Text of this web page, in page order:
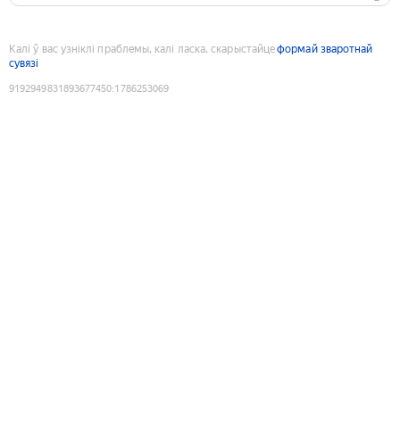
Калі ў вас узніклі праблемы, калі ласка, скарыстайцеформай зваротнай
сувязі
9192949831893677450:1786253069